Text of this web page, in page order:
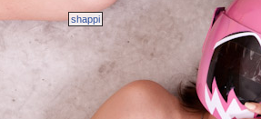
shappi